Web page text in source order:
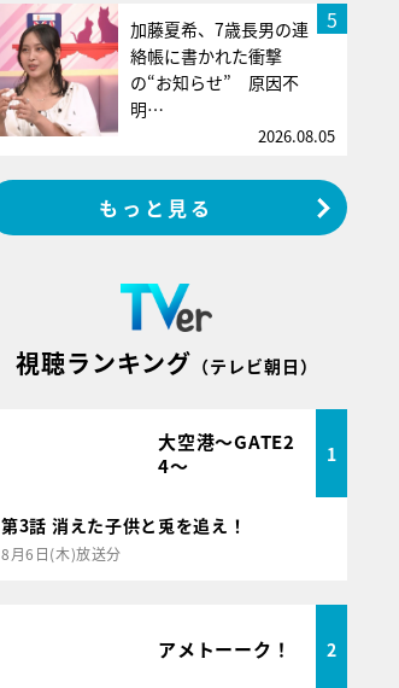
5
加藤夏希、7歳長男の連
絡帳に書かれた衝撃
の“お知らせ” 原因不
明…
2026.08.05
もっと見る
視聴ランキング （テレビ朝日）
大空港～GATE2
4～
1
第3話 消えた子供と兎を追え！
8月6日(木)放送分
アメトーーク！ 2